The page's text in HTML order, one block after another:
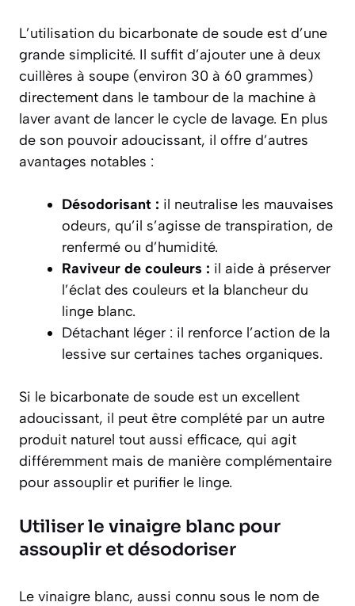
L’utilisation du bicarbonate de soude est d’une
grande simplicité. Il suffit d’ajouter une à deux
cuillères à soupe (environ 30 à 60 grammes)
directement dans le tambour de la machine à
laver avant de lancer le cycle de lavage. En plus
de son pouvoir adoucissant, il offre d’autres
avantages notables :
Désodorisant : il neutralise les mauvaises
odeurs, qu’il s’agisse de transpiration, de
renfermé ou d’humidité.
Raviveur de couleurs : il aide à préserver
l’éclat des couleurs et la blancheur du
linge blanc.
Détachant léger : il renforce l’action de la
lessive sur certaines taches organiques.
Si le bicarbonate de soude est un excellent
adoucissant, il peut être complété par un autre
produit naturel tout aussi efficace, qui agit
différemment mais de manière complémentaire
pour assouplir et purifier le linge.
Utiliser le vinaigre blanc pour
assouplir et désodoriser
Le vinaigre blanc, aussi connu sous le nom de